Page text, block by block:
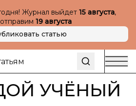
Журнал выйдет 15 августа,
19 августа
статью
УЧЁНЫЙ